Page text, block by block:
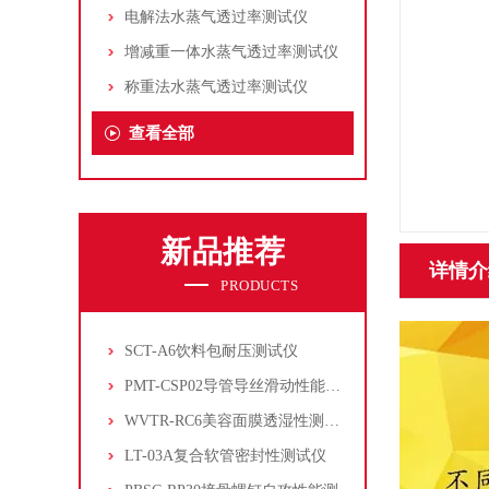
电解法水蒸气透过率测试仪
增减重一体水蒸气透过率测试仪
称重法水蒸气透过率测试仪
查看全部
新品推荐
PRODUCTS
SCT-A6饮料包耐压测试仪
PMT-CSP02导管导丝滑动性能测试仪
WVTR-RC6美容面膜透湿性测试仪
LT-03A复合软管密封性测试仪
详情